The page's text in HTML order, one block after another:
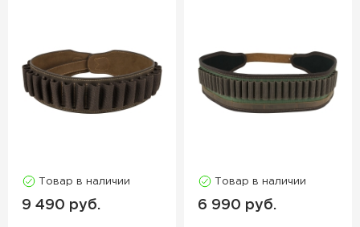
Товар в наличии
9 490 руб.
Товар в наличии
6 990 руб.